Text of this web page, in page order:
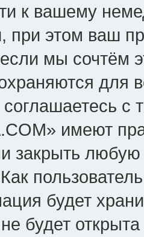
к вашему
при этом ваш
если мы сочтём
для
имеют
закрыть
будет
будет